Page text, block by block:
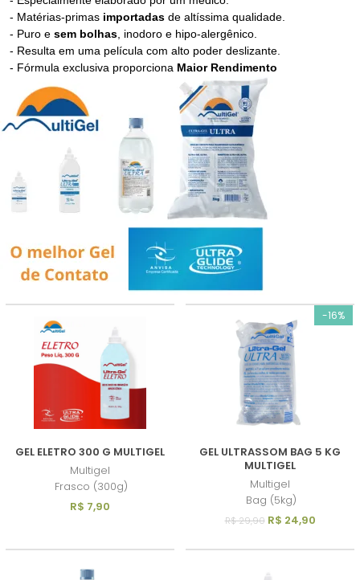
MAIOR PREÇO
A - Z
- Matérias-primas importadas de altíssima qualidade.
- Puro e sem bolhas , inodoro e hipo-alergênico.
- Resulta em uma película com alto poder deslizante.
- Fórmula exclusiva proporciona Maior Rendimento
GEL ELETRO 300 G MULTIGEL
Multigel
Frasco (300g)
R$ 7,90
-16%
GEL ULTRASSOM BAG 5 KG
MULTIGEL
Multigel
Bag (5kg)
R$ 29,90 R$ 24,90